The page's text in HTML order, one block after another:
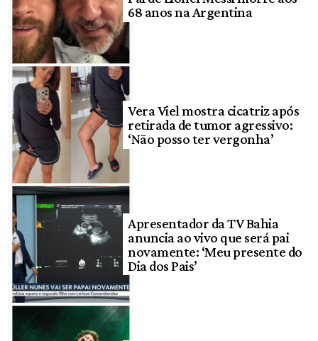
68 anos na Argentina
Vera Viel mostra cicatriz após
retirada de tumor agressivo:
‘Não posso ter vergonha’
Apresentador da TV Bahia
anuncia ao vivo que será pai
novamente: ‘Meu presente do
Dia dos Pais’